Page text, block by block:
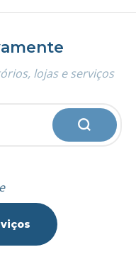
lojas e serviços